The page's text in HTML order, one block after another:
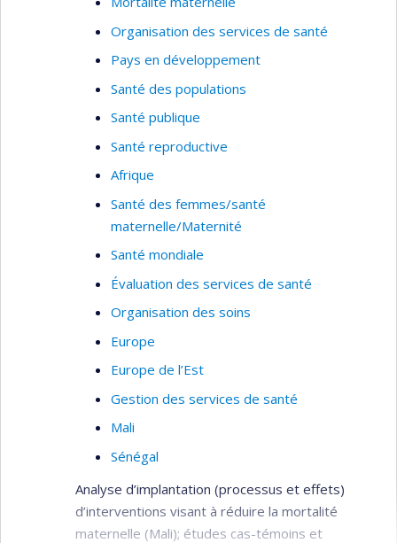
Organisation des services de santé
Pays en développement
Santé des populations
Santé publique
Santé reproductive
Afrique
Santé des femmes/santé
maternelle/Maternité
Santé mondiale
Évaluation des services de santé
Organisation des soins
Europe
Europe de l’Est
Gestion des services de santé
Mali
Sénégal
Analyse d’implantation (processus et effets)
d’interventions visant à réduire la mortalité
maternelle (Mali); études cas-témoins et